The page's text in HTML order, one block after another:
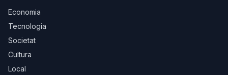
Economia
Tecnologia
Societat
Cultura
Local